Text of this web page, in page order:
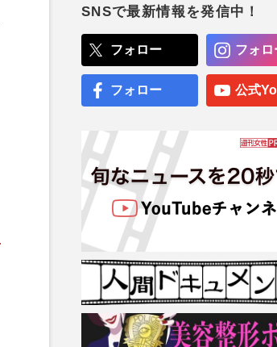
SNSで最新情報を発信中！
フォロー フォロ
フォロー 公式